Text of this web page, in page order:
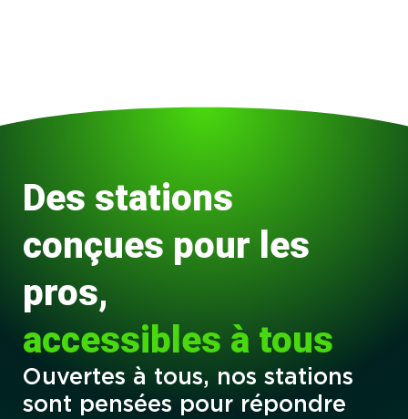
Des stations
conçues pour les
pros,
accessibles à tous
Ouvertes à tous, nos stations
sont pensées pour répondre